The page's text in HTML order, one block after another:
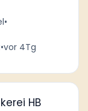
•
•vor 4Tg
HB